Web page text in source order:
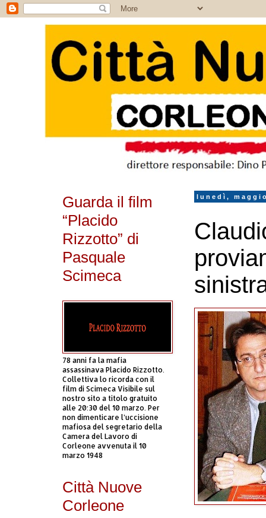
lunedì,
Guarda il film
“Placido
Rizzotto” di
Pasquale
Scimeca
78 anni fa la mafia
assassinava Placido Rizzotto.
Collettiva lo ricorda con il
film di Scimeca Visibile sul
nostro sito a titolo gratuito
alle 20:30 del 10 marzo. Per
non dimenticare l’uccisione
mafiosa del segretario della
Camera del Lavoro di
Corleone avvenuta il 10
marzo 1948
Città Nuove
Corleone